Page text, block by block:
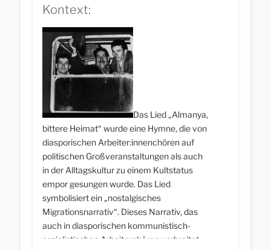
zusammenkamen, die kommunistische
Internationale gesungen hatte, musste sie
in Deutschland bleiben, um vor der
staatlichen Repression nach dem
Militärputsch 1980 in der Türkei Schutz zu
suchen.
Kontext:
Das Lied „Almanya,
bittere Heimat“ wurde eine Hymne, die von
diasporischen Arbeiter:innenchören auf
politischen Großveranstaltungen als auch
in der Alltagskultur zu einem Kultstatus
empor gesungen wurde. Das Lied
symbolisiert ein „nostalgisches
Migrationsnarrativ“. Dieses Narrativ, das
auch in diasporischen kommunistisch-
sozialistischen Arbeiterchören verbreitet